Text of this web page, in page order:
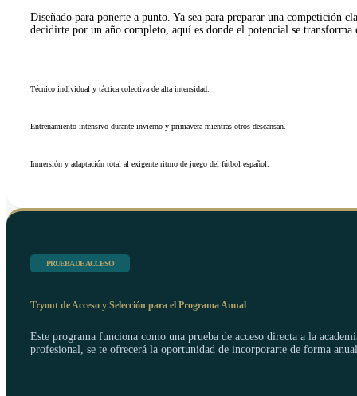
Diseñado para ponerte a punto. Ya sea para preparar una competición
decidirte por un año completo, aquí es donde el potencial se
Técnico individual y táctica colectiva de alta intensidad.
Entrenamiento intensivo durante invierno y primavera mientras otros descansan.
Inmersión y adaptación total al exigente ritmo de juego del fútbol español.
PRUEBA DE ACCESO
Tryout de Acceso y Selección para el Programa Anual
Este programa funciona como una prueba de acceso directa a la
profesional, se te ofrecerá la oportunidad de incorporarte de forma